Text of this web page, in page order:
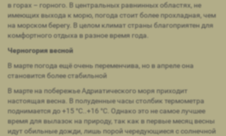
в горах – горного. В центральных равнинных областях, не
имеющих выхода к морю, погода стоит более прохладная, чем
на морском берегу. В целом климат страны благоприятен для
комфортного отдыха в разное время года.
Черногория весной
В марте погода ещё очень переменчива, но в апреле она
становится более стабильной
В марте на побережье Адриатического моря приходит
настоящая весна. В полуденные часы столбик термометра
поднимается до +15 °С..+16 °С. Однако это не самое лучшее
время для вылазок на природу, так как в первые месяц весны
идут обильные дожди, лишь порой чередующиеся с солнечной